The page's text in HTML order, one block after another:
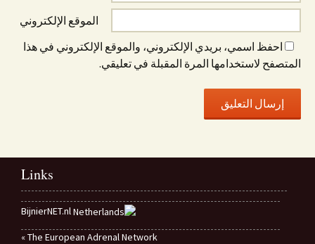
الموقع الإلكتروني
احفظ اسمي، بريدي الإلكتروني، والموقع الإلكتروني في هذا
المتصفح لاستخدامها المرة المقبلة في تعليقي.
Links
BijnierNET.nl
The European Adrenal Network »